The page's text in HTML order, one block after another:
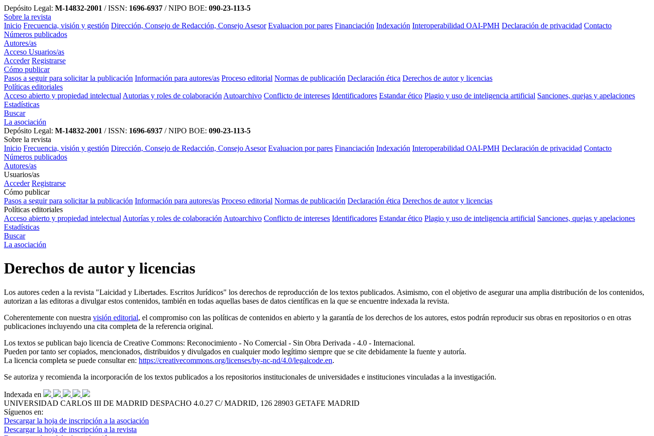
Depósito Legal: M-14832-2001 / ISSN: 1696-6937 / NIPO BOE: 090-23-113-5
Sobre la revista
Inicio Frecuencia, visión y gestión Dirección, Consejo de Redacción, Consejo Asesor Evaluacion por pares Financiación Indexación Interoperabilidad OAI-PMH Declaración de privacidad Contacto
Números publicados
Autores/as
Acceso Usuarios/as
Acceder Registrarse
Cómo publicar
Pasos a seguir para solicitar la publicación Información para autores/as Proceso editorial Normas de publicación Declaración ética Derechos de autor y licencias
Políticas editoriales
Acceso abierto y propiedad intelectual Autorias y roles de colaboración Autoarchivo Conflicto de intereses Identificadores Estandar ético Plagio y uso de inteligencia artificial Sanciones, quejas y apelaciones
Estadísticas
Buscar
La asociación
Depósito Legal: M-14832-2001 / ISSN: 1696-6937 / NIPO BOE: 090-23-113-5
Sobre la revista
Inicio Frecuencia, visión y gestión Dirección, Consejo de Redacción, Consejo Asesor Evaluacion por pares Financiación Indexación Interoperabilidad OAI-PMH Declaración de privacidad Contacto
Números publicados
Autores/as
Usuarios/as
Acceder Registrarse
Cómo publicar
Pasos a seguir para solicitar la publicación Información para autores/as Proceso editorial Normas de publicación Declaración ética Derechos de autor y licencias
Políticas editoriales
Acceso abierto y propiedad intelectual Autorías y roles de colaboración Autoarchivo Conflicto de intereses Identificadores Estandar ético Plagio y uso de inteligencia artificial Sanciones, quejas y apelaciones
Estadísticas
Buscar
La asociación
Derechos de autor y licencias
Los autores ceden a la revista "Laicidad y Libertades. Escritos Jurídicos" los derechos de reproducción de los textos publicados. Asimismo, con el objetivo de asegurar una amplia distribución de los contenidos,
autorizan a las editoras a divulgar estos contenidos, también en todas aquellas bases de datos científicas en la que se encuentre indexada la revista.
Coherentemente con nuestra visión editorial, el compromiso con las políticas de contenidos en abierto y la garantía de los derechos de los autores, estos podrán reproducir sus obras en repositorios o en otras
publicaciones incluyendo una cita completa de la referencia original.
Los textos se publican bajo licencia de Creative Commons: Reconocimiento - No Comercial - Sin Obra Derivada - 4.0 - Internacional.
Pueden por tanto ser copiados, mencionados, distribuidos y divulgados en cualquier modo legítimo siempre que se cite debidamente la fuente y autoría.
La licencia completa se puede consultar en: https://creativecommons.org/licenses/by-nc-nd/4.0/legalcode.en.
Se autoriza y recomienda la incorporación de los textos publicados a los repositorios institucionales de universidades e instituciones vinculadas a la investigación.
Indexada en
UNIVERSIDAD CARLOS III DE MADRID DESPACHO 4.0.27 C/ MADRID, 126 28903 GETAFE MADRID
Síguenos en:
Descargar la hoja de inscripción a la asociación
Descargar la hoja de inscripción a la revista